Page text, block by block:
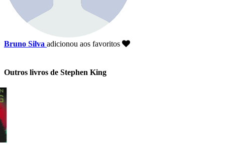
Bruno Silva adicionou aos favoritos
Outros livros de Stephen King